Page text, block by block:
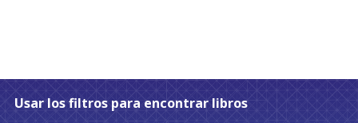
Usar los filtros para encontrar libros